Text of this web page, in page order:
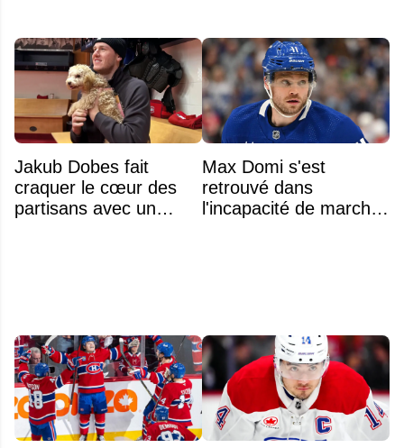
Jakub Dobes fait
craquer le cœur des
partisans avec un
Max Domi s'est
retrouvé dans
l'incapacité de marcher